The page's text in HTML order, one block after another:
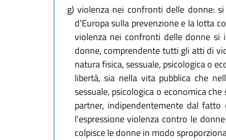
g) violenza nei confronti delle donne:
d'Europa sulla prevenzione e la lotta
violenza nei confronti delle donne
donne, comprendente tutti gli atti di
natura fisica, sessuale, psicologica o
libertà, sia nella vita pubblica che
sessuale, psicologica o economica
partner, indipendentemente dal
l'espressione violenza contro le
colpisce le donne in modo